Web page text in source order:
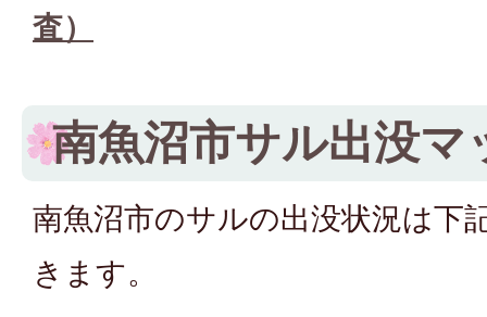
査）
南魚沼市サル出没マ
南魚沼市のサルの出没状況は下
きます。